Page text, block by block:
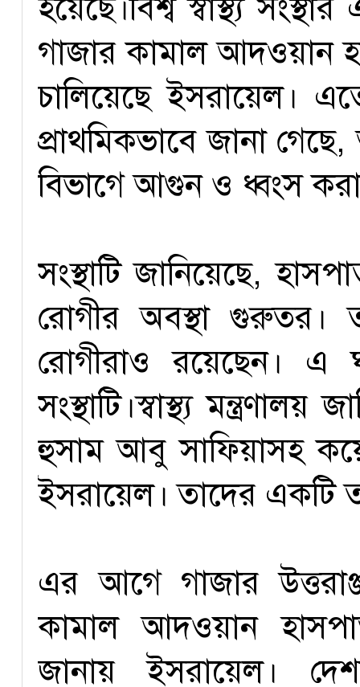
হয়েছে।বিশ্ব স্বাস্থ্য
গাজার কামাল আদওয়ান
চালিয়েছে ইসরায়েল।
প্রাথমিকভাবে জানা
বিভাগে আগুন ও ধ্বংস
সংস্থাটি জানিয়েছে,
রোগীর অবস্থা গুরুতর।
রোগীরাও রয়েছেন। এ
সংস্থাটি।স্বাস্থ্য
হুসাম আবু সাফিয়াসহ
ইসরায়েল। তাদের একটি
এর আগে গাজার
কামাল আদওয়ান
জানায় ইসরায়েল।